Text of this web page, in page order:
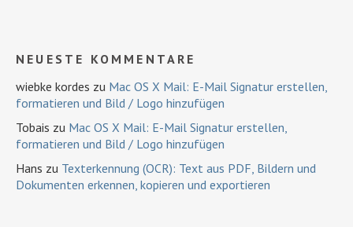
NEUESTE KOMMENTARE
wiebke kordes zu Mac OS X Mail: E-Mail Signatur erstellen,
formatieren und Bild / Logo hinzufügen
Tobais zu Mac OS X Mail: E-Mail Signatur erstellen,
formatieren und Bild / Logo hinzufügen
Hans zu Texterkennung (OCR): Text aus PDF, Bildern und
Dokumenten erkennen, kopieren und exportieren